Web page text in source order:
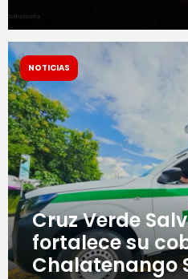
Cruz Verde
fortalece su
Chalatenango
NOTICIAS